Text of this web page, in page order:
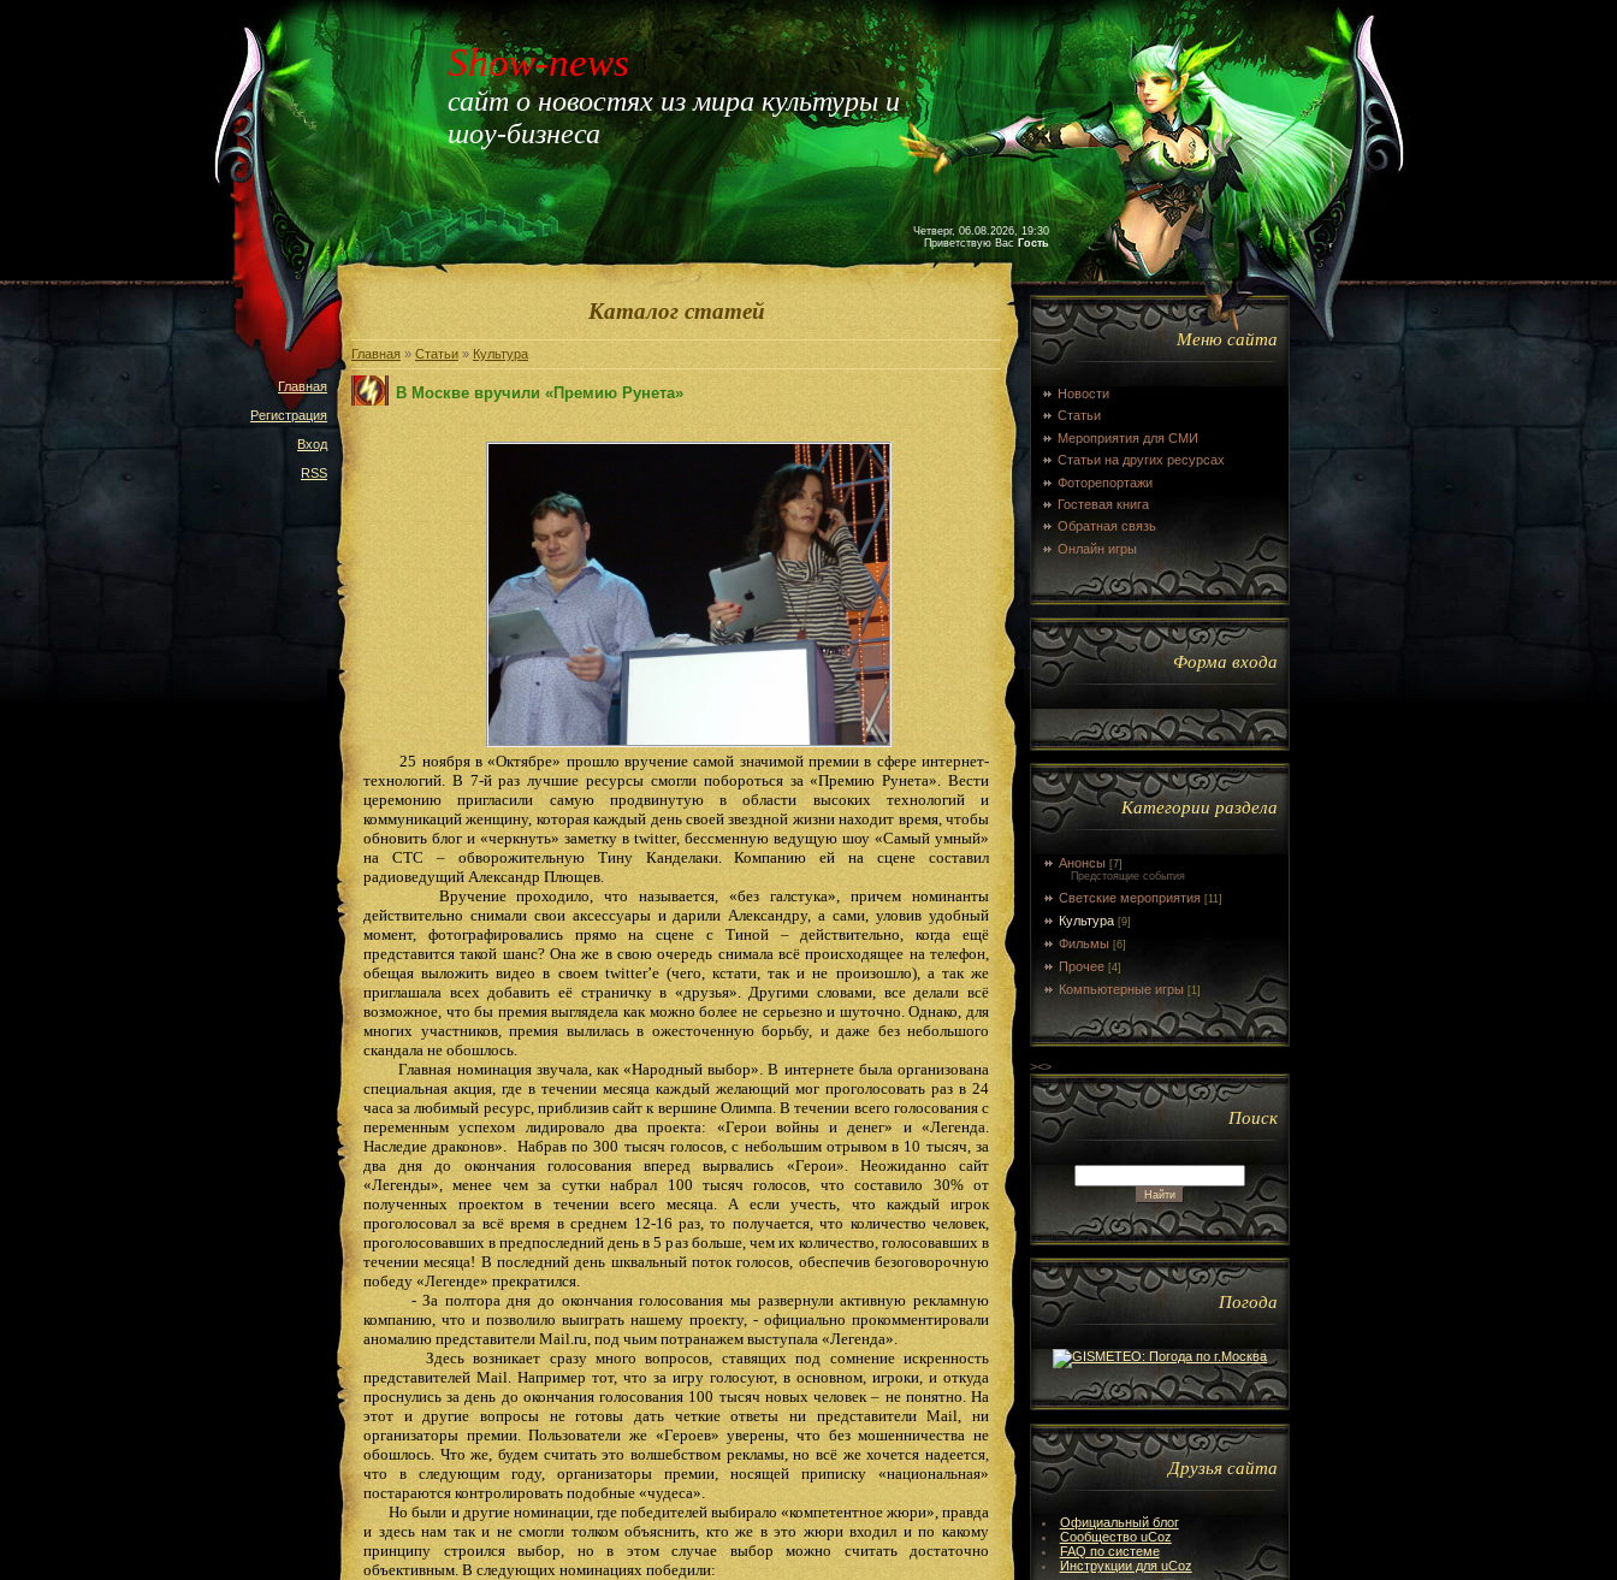
Show-news
сайт о новостях из мира культуры и
шоу-бизнеса
Четверг, 06.08.2026, 19:30
Приветствую Вас Гость
Главная
Регистрация
Вход
RSS
Каталог статей
Главная » Статьи » Культура
В Москве вручили «Премию Рунета»
25 ноября в «Октябре» прошло вручение самой значимой премии в сфере интернет-
технологий. В 7-й раз лучшие ресурсы смогли побороться за «Премию Рунета». Вести
церемонию пригласили самую продвинутую в области высоких технологий и
коммуникаций женщину, которая каждый день своей звездной жизни находит время, чтобы
обновить блог и «черкнуть» заметку в twitter, бессменную ведущую шоу «Самый умный»
на СТС – обворожительную Тину Канделаки. Компанию ей на сцене составил
радиоведущий Александр Плющев.
Вручение проходило, что называется, «без галстука», причем номинанты
действительно снимали свои аксессуары и дарили Александру, а сами, уловив удобный
момент, фотографировались прямо на сцене с Тиной – действительно, когда ещё
представится такой шанс? Она же в свою очередь снимала всё происходящее на телефон,
обещая выложить видео в своем twitter’е (чего, кстати, так и не произошло), а так же
приглашала всех добавить её страничку в «друзья». Другими словами, все делали всё
возможное, что бы премия выглядела как можно более не серьезно и шуточно. Однако, для
многих участников, премия вылилась в ожесточенную борьбу, и даже без небольшого
скандала не обошлось.
Главная номинация звучала, как «Народный выбор». В интернете была организована
специальная акция, где в течении месяца каждый желающий мог проголосовать раз в 24
часа за любимый ресурс, приблизив сайт к вершине Олимпа. В течении всего голосования с
переменным успехом лидировало два проекта: «Герои войны и денег» и «Легенда.
Наследие драконов».
Набрав по 300 тысяч голосов, с небольшим отрывом в 10 тысяч, за
два дня до окончания голосования вперед вырвались «Герои». Неожиданно сайт
«Легенды», менее чем за сутки набрал 100 тысяч голосов, что составило 30% от
полученных проектом в течении всего месяца. А если учесть, что каждый игрок
проголосовал за всё время в среднем 12-16 раз, то получается, что количество человек,
проголосовавших в предпоследний день в 5 раз больше, чем их количество, голосовавших в
течении месяца! В последний день шквальный поток голосов, обеспечив безоговорочную
победу «Легенде» прекратился.
- За полтора дня до окончания голосования мы развернули активную рекламную
компанию, что и позволило выиграть нашему проекту, - официально прокомментировали
аномалию представители Mail ru , под чьим потранажем выступала «Легенда».
Здесь возникает сразу много вопросов, ставящих под сомнение искренность
представителей Mail . Например тот, что за игру голосуют, в основном, игроки, и откуда
проснулись за день до окончания голосования 100 тысяч новых человек – не понятно. На
этот и другие вопросы не готовы дать четкие ответы ни представителиMail , ни
организаторы премии. Пользователи же «Героев» уверены, что без мошенничества не
обошлось. Что же, будем считать это волшебством рекламы, но всё же хочется надеется,
что в следующим году, организаторы премии, носящей приписку «национальная»
постараются контролировать подобные «чудеса».
Но были и другие номинации, где победителей выбирало «компетентное жюри», правда
и здесь нам так и не смогли толком объяснить, кто же в это жюри входил и по какому
принципу строился выбор, но в этом случае выбор можно считать достаточно
объективным. В следующих номинациях победили:
Меню сайта
Новости
Статьи
Мероприятия для СМИ
Статьи на других ресурсах
Фоторепортажи
Гостевая книга
Обратная связь
Онлайн игры
Форма входа
Категории раздела
Анонсы [7]
Предстоящие события
Светские мероприятия [11]
Культура [9]
Фильмы [6]
Прочее [4]
Компьютерные игры [1]
><>
Поиск
Погода
Друзья сайта
Официальный блог
Сообщество uCoz
FAQ по системе
Инструкции для uCoz